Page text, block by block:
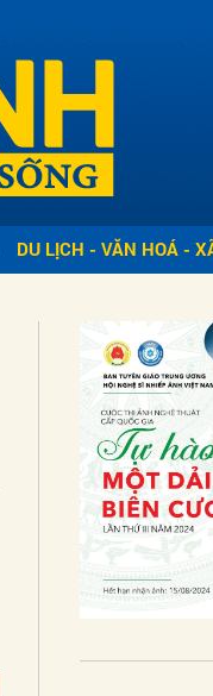
DU LỊCH - VĂN HOÁ -
Gửi